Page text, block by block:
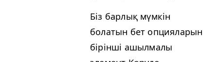
Біз барлық мүмкін
болатын бет опцияларын
бірінші ашылмалы